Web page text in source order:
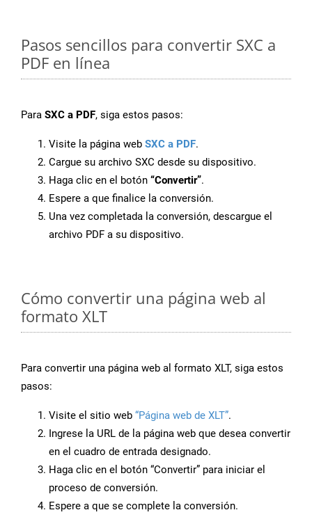
Pasos sencillos para convertir SXC a
PDF en línea
Para SXC a PDF, siga estos pasos:
Visite la página web SXC a PDF.
Cargue su archivo SXC desde su dispositivo.
Haga clic en el botón “Convertir”.
Espere a que finalice la conversión.
Una vez completada la conversión, descargue el
archivo PDF a su dispositivo.
Cómo convertir una página web al
formato XLT
Para convertir una página web al formato XLT, siga estos
pasos:
Visite el sitio web “Página web de XLT”.
Ingrese la URL de la página web que desea convertir
en el cuadro de entrada designado.
Haga clic en el botón “Convertir” para iniciar el
proceso de conversión.
Espere a que se complete la conversión.